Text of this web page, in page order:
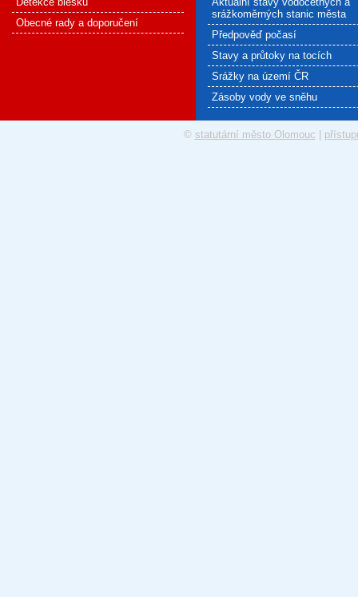
Obecné rady a doporučení
srážkoměrných stanic města
Předpověď počasí
Stavy a průtoky na tocích
Srážky na území ČR
Zásoby vody ve sněhu
© statutární město Olomouc